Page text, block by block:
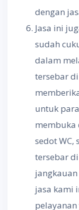
dengan
Jasa ini
sudah
dalam
tersebar
untuk
membuka
sedot
tersebar
jasa kami